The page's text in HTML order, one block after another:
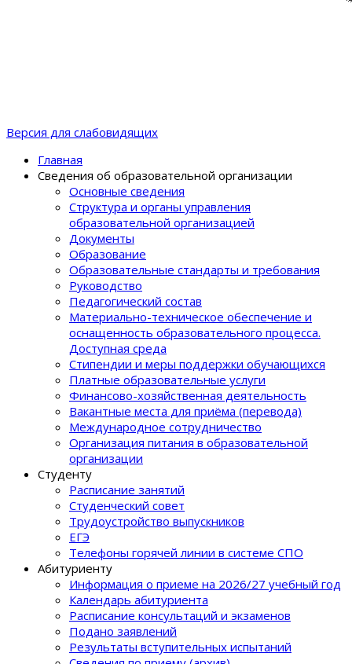
Версия для слабовидящих
Главная
Сведения об образовательной организации
Основные сведения
Структура и органы управления
образовательной организацией
Документы
Образование
Образовательные стандарты и требования
Руководство
Педагогический состав
Материально-техническое обеспечение и
оснащенность образовательного процеcса.
Доступная среда
Стипендии и меры поддержки обучающихся
Платные образовательные услуги
Финансово-хозяйственная деятельность
Вакантные места для приёма (перевода)
Международное сотрудничество
Организация питания в образовательной
организации
Студенту
Расписание занятий
Студенческий совет
Трудоустройство выпускников
ЕГЭ
Телефоны горячей линии в системе СПО
Абитуриенту
Информация о приеме на 2026/27 учебный год
Календарь абитуриента
Расписание консультаций и экзаменов
Подано заявлений
Результаты вступительных испытаний